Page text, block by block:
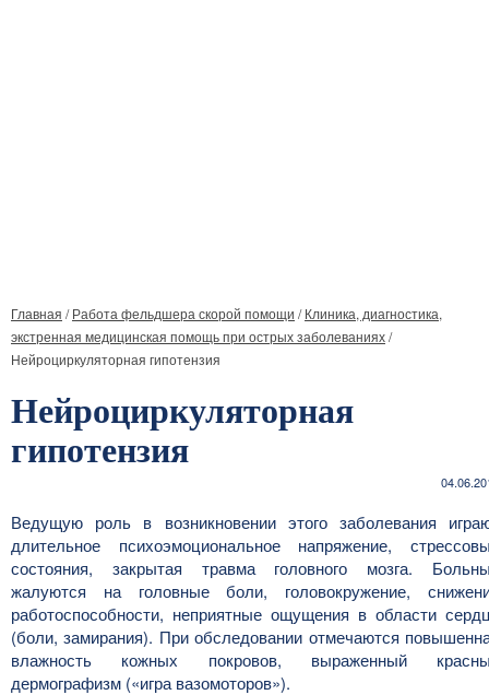
Главная /Работа фельдшера скорой помощи /Клиника, диагностика,
экстренная медицинская помощь при острых заболеваниях/
Нейроциркуляторная гипотензия
Нейроциркуляторная
гипотензия
Ведущую роль в возникновении этого заболевания
длительное психоэмоциональное напряжение,
состояния, закрытая травма головного мозга.
жалуются на головные боли, головокружение,
работоспособности, неприятные ощущения в области
(боли, замирания). При обследовании отмечаются
влажность кожных покровов, выраженный
дермографизм («игра вазомоторов»).